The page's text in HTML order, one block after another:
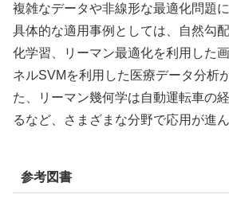
複雑なデータや非線形な最適化問題
具体的な適用事例としては、自然勾
化学習、リーマン最適化を利用した
ネルSVMを利用した医療データ分析
た、リーマン幾何学は自動運転車の
るなど、さまざまな分野で応用が進ん
参考図書